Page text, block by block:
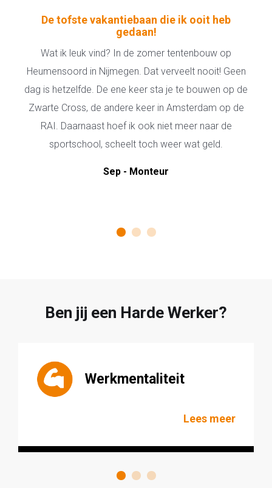
De tofste vakantiebaan die ik ooit heb
gedaan!
Wat ik leuk vind? In de zomer tentenbouw op
Heumensoord in Nijmegen. Dat verveelt nooit! Geen
dag is hetzelfde. De ene keer sta je te bouwen op de
Zwarte Cross, de andere keer in Amsterdam op de
RAI. Daarnaast hoef ik ook niet meer naar de
sportschool, scheelt toch weer wat geld.
Sep - Monteur
Ben jij een Harde Werker?
Werkmentaliteit
Lees meer